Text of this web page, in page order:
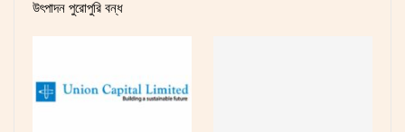
উৎপাদন পুরোপুরি বন্ধ